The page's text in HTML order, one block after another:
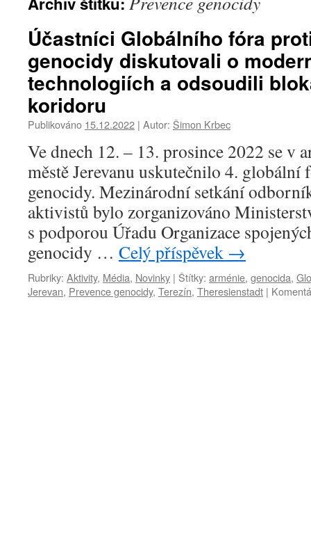
Účastníci Globálního fóra
genocidy diskutovali o
technologiích a odsoudili
koridoru
Publikováno 15.12.2022 | Autor: Šimon Krbec
Ve dnech 12. – 13. prosince 2022 se v
městě Jerevanu uskutečnilo 4.
genocidy. Mezinárodní setkání
aktivistů bylo zorganizováno
s podporou Úřadu Organizace
genocidy … Celý příspěvek →
Rubriky: Aktivity, Média, Novinky | Štítky: arménie, genocida,
Jerevan, Prevence genocidy, Terezín, Theresienstadt |